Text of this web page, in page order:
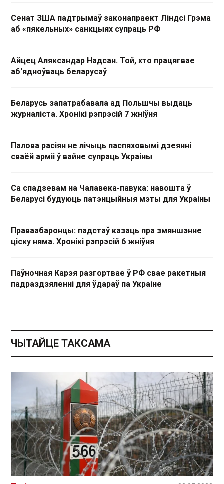
Сенат ЗША падтрымаў законапраект Ліндсі Грэма
аб «пякельных» санкцыях супраць РФ
Айцец Аляксандар Надсан. Той, хто працягвае
аб'ядноўваць беларусаў
Беларусь запатрабавала ад Польшчы выдаць
журналіста. Хронікі рэпрэсій 7 жніўня
Палова расіян не лічыць паспяховымі дзеянні
сваёй арміі ў вайне супраць Украіны
Са спадзевам на Чалавека-павука: навошта ў
Беларусі будуюць патэнцыйныя мэты для Украіны
Праваабаронцы: падстаў казаць пра змяншэнне
ціску няма. Хронікі рэпрэсій 6 жніўня
Паўночная Карэя разгортвае ў РФ свае ракетныя
падраздзяленні для ўдараў па Украіне
ЧЫТАЙЦЕ ТАКСАМА